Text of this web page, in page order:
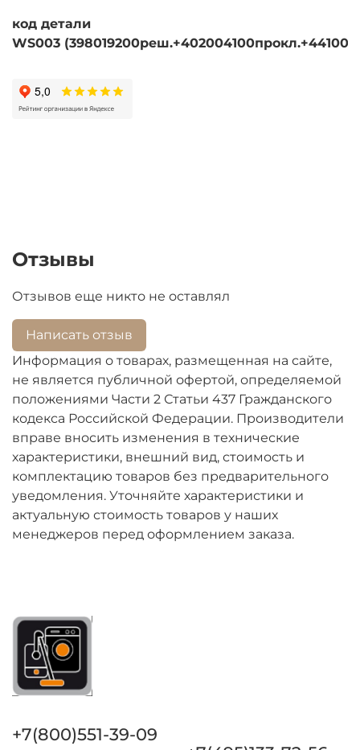
код детали
WS003
Отзывы
Отзывов еще никто не оставлял
Написать отзыв
Информация о товарах, размещенная на сайте,
не является публичной офертой, определяемой
положениями Части 2 Статьи 437 Гражданского
кодекса Российской Федерации. Производители
вправе вносить изменения в технические
характеристики, внешний вид, стоимость и
комплектацию товаров без предварительного
уведомления. Уточняйте характеристики и
актуальную стоимость товаров у наших
менеджеров перед оформлением заказа.
+7(800)551-39-09